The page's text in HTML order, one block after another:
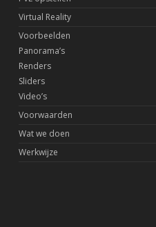
Virtual Reality
Voorbeelden
Panorama’s
Renders
Sliders
Video’s
Voorwaarden
Wat we doen
Werkwijze